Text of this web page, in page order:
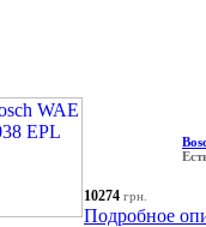
10274 грн.
Подробное